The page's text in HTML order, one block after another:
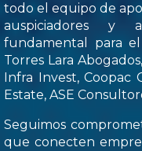
todo el equipo de
auspiciadores y
fundamental para
Torres Lara
Infra Invest, Coopac
Estate, ASE
Seguimos
que conecten